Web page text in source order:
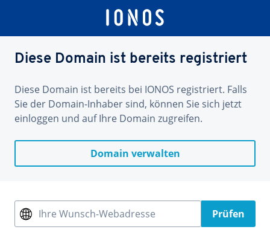
Diese Domain ist bereits registriert
Diese Domain ist bereits bei IONOS registriert. Falls
Sie der Domain-Inhaber sind, können Sie sich jetzt
einloggen und auf Ihre Domain zugreifen.
Domain verwalten
Ihre Wunsch-Webadresse Prüfen